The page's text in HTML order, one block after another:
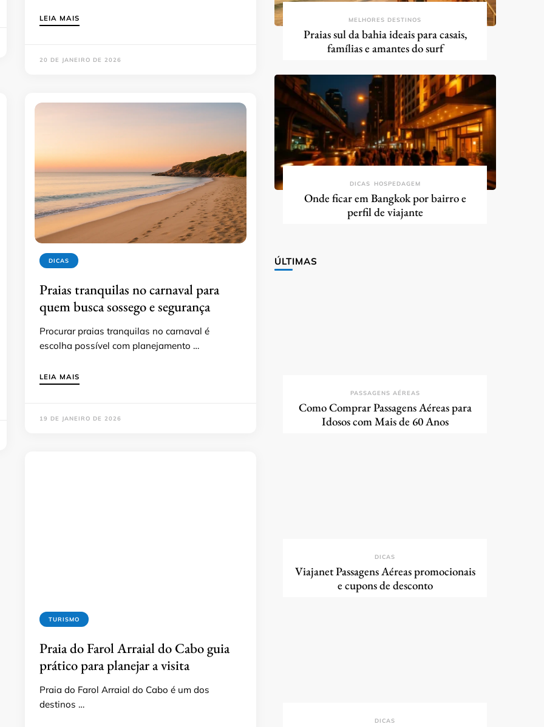
LEIA MAIS
20 DE JANEIRO DE 2026
DICAS
Praias tranquilas no carnaval para
quem busca sossego e segurança
Procurar praias tranquilas no carnaval é
escolha possível com planejamento …
LEIA MAIS
19 DE JANEIRO DE 2026
TURISMO
Praia do Farol Arraial do Cabo guia
prático para planejar a visita
Praia do Farol Arraial do Cabo é um dos
destinos …
MELHORES DESTINOS
Praias sul da bahia ideais para casais,
famílias e amantes do surf
DICAS HOSPEDAGEM
Onde ficar em Bangkok por bairro e
perfil de viajante
ÚLTIMAS
PASSAGENS AÉREAS
Como Comprar Passagens Aéreas para
Idosos com Mais de 60 Anos
DICAS
Viajanet Passagens Aéreas promocionais
e cupons de desconto
DICAS